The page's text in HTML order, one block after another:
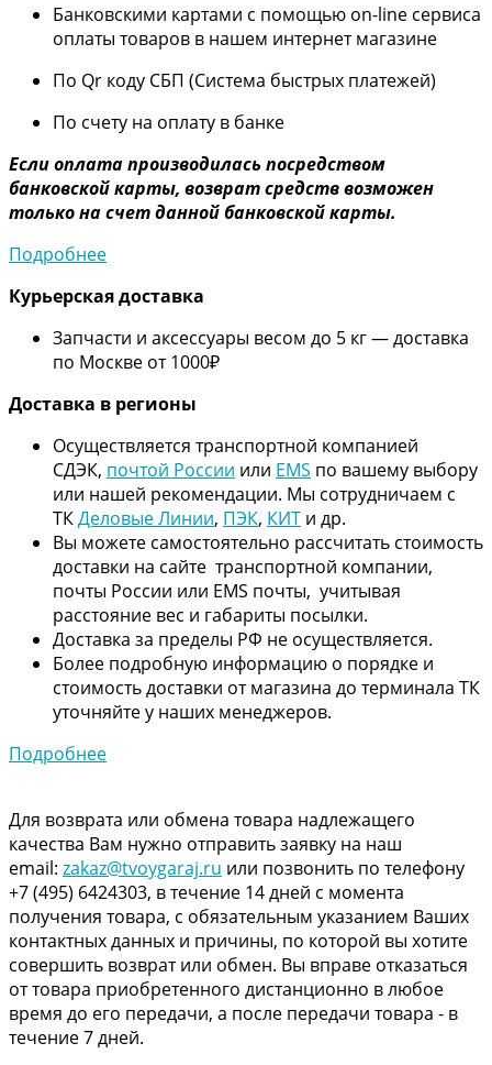
Банковскими картами с помощью on-line сервиса
оплаты товаров в нашем интернет магазине
По Qr коду СБП (Система быстрых платежей)
По счету на оплату в банке
Если оплата производилась посредством
банковской карты, возврат средств возможен
только на счет данной банковской карты.
Подробнее
Курьерская доставка
Запчасти и аксессуары весом до 5 кг — доставка
по Москве от 1000₽
Доставка в регионы
Осуществляется транспортной компанией
СДЭК, почтой России или EMS по вашему выбору
или нашей рекомендации. Мы сотрудничаем с
ТКДеловые Линии, ПЭК, КИТ и др.
Вы можете самостоятельно рассчитать стоимость
доставки на сайте транспортной компании,
почты России или EMS почты, учитывая
расстояние вес и габариты посылки.
Доставка за пределы РФ не осуществляется.
Более подробную информацию о порядке и
стоимость доставки от магазина до терминала ТК
уточняйте у наших менеджеров.
Подробнее
Для возврата или обмена товара надлежащего
качества Вам нужно отправить заявку на наш
email: zakaz@tvoygaraj.ru или позвонить по телефону
+7 (495) 6424303, в течение 14 дней с момента
получения товара, с обязательным указанием Ваших
контактных данных и причины, по которой вы хотите
совершить возврат или обмен. Вы вправе отказаться
от товара приобретенного дистанционно в любое
время до его передачи, а после передачи товара - в
течение 7 дней.